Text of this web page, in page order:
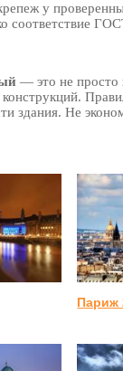
у
соответствие
— это не просто
здания. Не
Париж